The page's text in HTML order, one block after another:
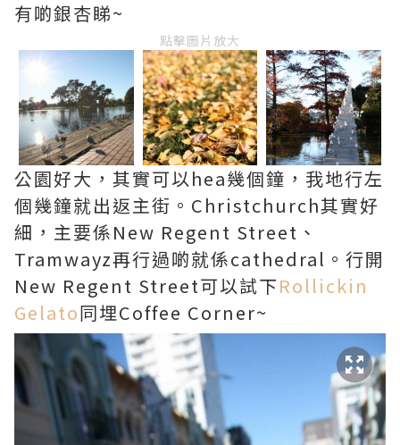
有啲銀杏睇~
點擊圖片放大
公園好大，其實可以hea幾個鐘，我地行左
個幾鐘就出返主街。Christchurch其實好
細，主要係New Regent Street、
Tramwayz再行過啲就係cathedral。行開
New Regent Street可以試下Rollickin
Gelato同埋Coffee Corner~